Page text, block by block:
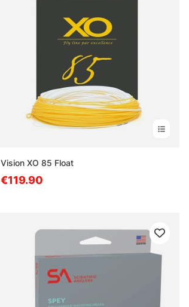
Vision XO 85 Float
€119.90